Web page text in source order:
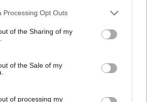
website/app uses one or more Google
or usage behaviour. You may click to
to Google and its third-party tags to
specified purposes in below Google
Processing Opt Outs
of the Sharing of my
of the Sale of my
of processing my